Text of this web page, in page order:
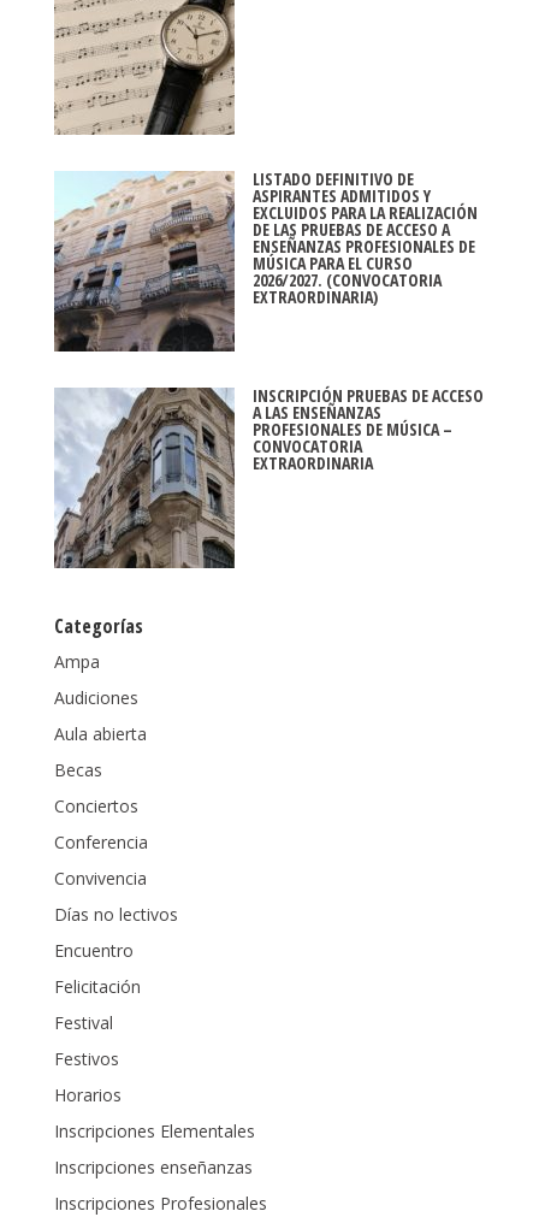
LISTADO DEFINITIVO DE
ASPIRANTES ADMITIDOS Y
EXCLUIDOS PARA LA REALIZACIÓN
DE LAS PRUEBAS DE ACCESO A
ENSEÑANZAS PROFESIONALES DE
MÚSICA PARA EL CURSO
2026/2027. (CONVOCATORIA
EXTRAORDINARIA)
INSCRIPCIÓN PRUEBAS DE ACCESO
A LAS ENSEÑANZAS
PROFESIONALES DE MÚSICA –
CONVOCATORIA
EXTRAORDINARIA
Categorías
Ampa
Audiciones
Aula abierta
Becas
Conciertos
Conferencia
Convivencia
Días no lectivos
Encuentro
Felicitación
Festival
Festivos
Horarios
Inscripciones Elementales
Inscripciones enseñanzas
Inscripciones Profesionales